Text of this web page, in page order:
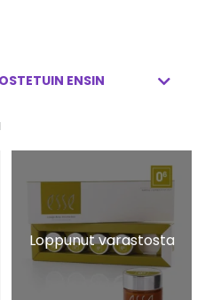
Loppunut varastosta